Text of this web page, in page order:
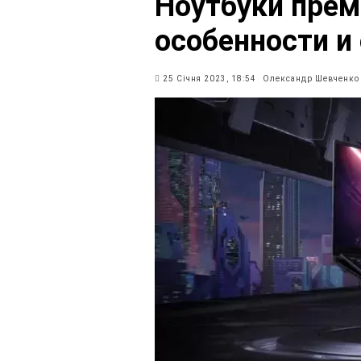
особенности и
25 Січня 2023, 18:54 Олександр Шевченко